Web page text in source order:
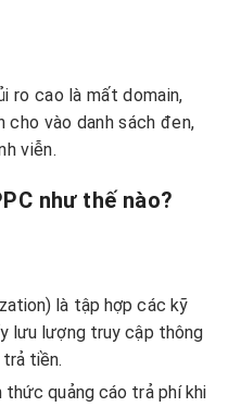
ro cao là mất domain,
vào danh sách đen,
viễn.
như thế nào?
là tập hợp các kỹ
lưu lượng truy cập thông
tiền.
thức quảng cáo trả phí khi